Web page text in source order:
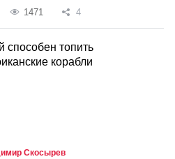
1471 4
способен топить
корабли
Скосырев